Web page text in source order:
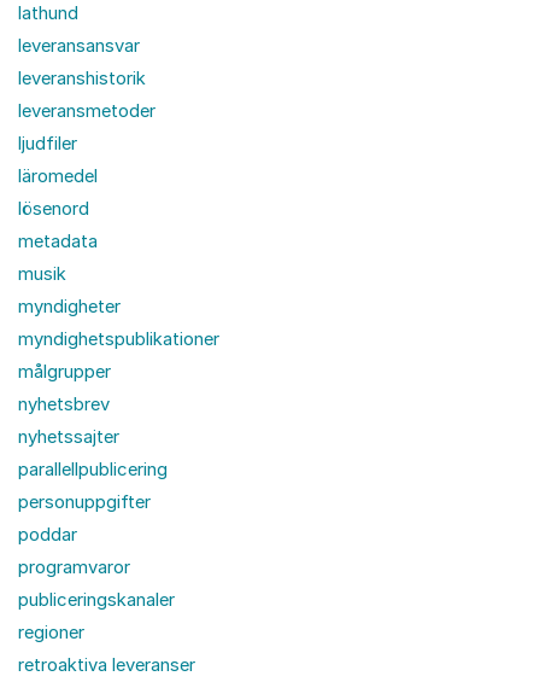
lathund
leveransansvar
leveranshistorik
leveransmetoder
ljudfiler
läromedel
lösenord
metadata
musik
myndigheter
myndighetspublikationer
målgrupper
nyhetsbrev
nyhetssajter
parallellpublicering
personuppgifter
poddar
programvaror
publiceringskanaler
regioner
retroaktiva leveranser